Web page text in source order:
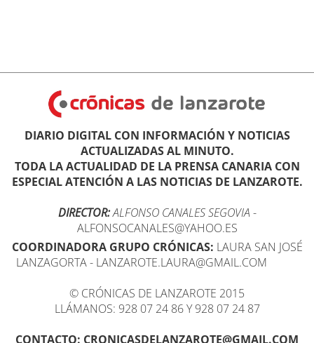
DIARIO DIGITAL CON INFORMACIÓN Y NOTICIAS
ACTUALIZADAS AL MINUTO.
TODA LA ACTUALIDAD DE LA PRENSA CANARIA CON
ESPECIAL ATENCIÓN A LAS NOTICIAS DE LANZAROTE.
DIRECTOR:ALFONSO CANALES SEGOVIA -
ALFONSOCANALES@YAHOO.ES
COORDINADORA GRUPO CRÓNICAS: LAURA SAN JOSÉ
LANZAGORTA - LANZAROTE.LAURA@GMAIL.COM
© CRÓNICAS DE LANZAROTE 2015
LLÁMANOS: 928 07 24 86 Y 928 07 24 87
CONTACTO: CRONICASDELANZAROTE@GMAIL.COM